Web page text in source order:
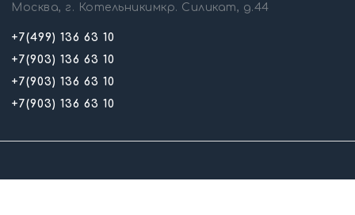
Москва, г. Котельникимкр. Силикат, д.44
+7(499) 136 63 10
+7(903) 136 63 10
+7(903) 136 63 10
+7(903) 136 63 10